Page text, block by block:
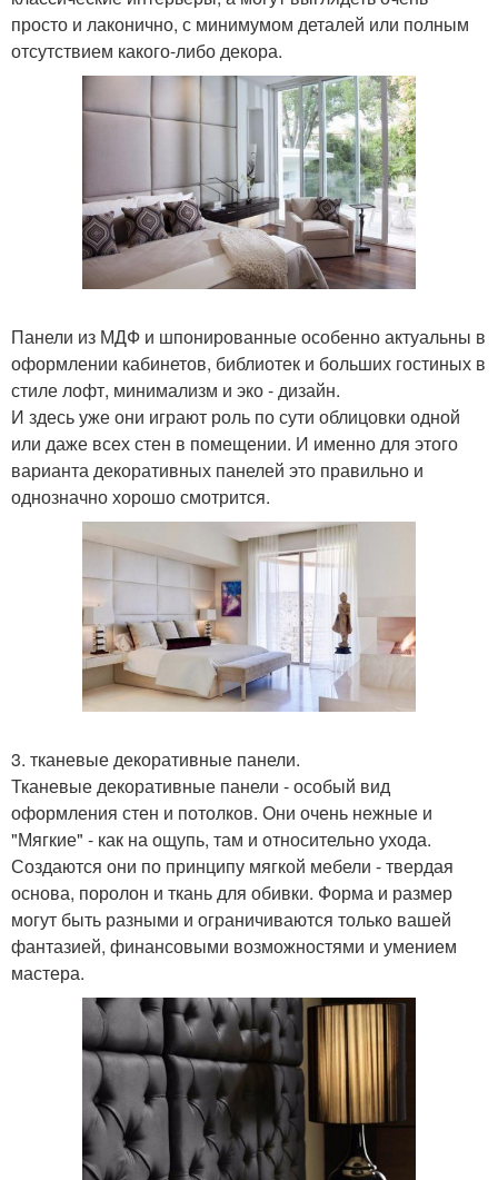
просто и лаконично, с минимумом деталей или полным
отсутствием какого-либо декора.
Панели из МДФ и шпонированные особенно актуальны в
оформлении кабинетов, библиотек и больших гостиных в
стиле лофт, минимализм и эко - дизайн.
И здесь уже они играют роль по сути облицовки одной
или даже всех стен в помещении. И именно для этого
варианта декоративных панелей это правильно и
однозначно хорошо смотрится.
3. тканевые декоративные панели.
Тканевые декоративные панели - особый вид
оформления стен и потолков. Они очень нежные и
"Мягкие" - как на ощупь, там и относительно ухода.
Создаются они по принципу мягкой мебели - твердая
основа, поролон и ткань для обивки. Форма и размер
могут быть разными и ограничиваются только вашей
фантазией, финансовыми возможностями и умением
мастера.